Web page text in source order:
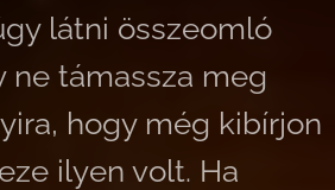
látni összeomló
ne támassza meg
hogy még kibírjon
ilyen volt. Ha